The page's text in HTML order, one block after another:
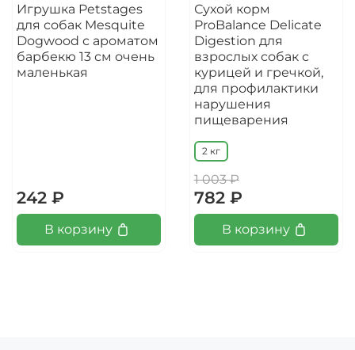
Игрушка Petstages
для собак Mesquite
Dogwood с ароматом
барбекю 13 см очень
маленькая
242 ₽
В корзину
Сухой корм
ProBalance Delicate
Digestion для
взрослых собак с
курицей и гречкой,
для профилактики
нарушения
пищеварения
2 кг
1 003 ₽
782 ₽
В корзину